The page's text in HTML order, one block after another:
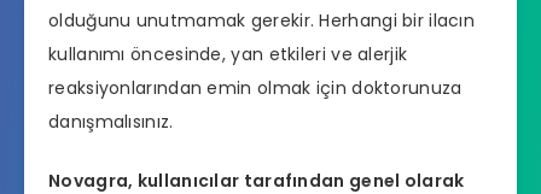
olduğunu unutmamak gerekir. Herhangi bir ilacın
kullanımı öncesinde, yan etkileri ve alerjik
reaksiyonlarından emin olmak için doktorunuza
danışmalısınız.
Novagra, kullanıcılar tarafından genel olarak